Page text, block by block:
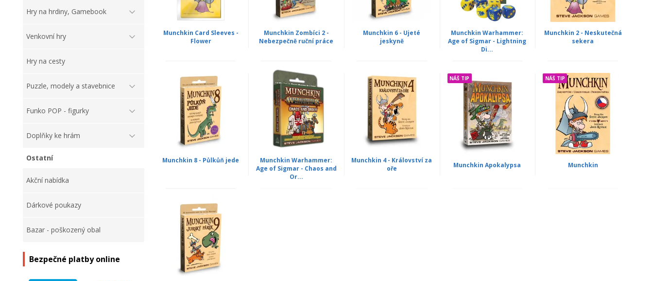
Hry na hrdiny, Gamebook
Venkovní hry
Hry na cesty
Puzzle, modely a stavebnice
Funko POP - figurky
Doplňky ke hrám
Ostatní
Akční nabídka
Dárkové poukazy
Bazar - poškozený obal
Bezpečné platby online
Munchkin Card Sleeves -
Flower
Munchkin Zombíci 2 -
Nebezpečně ruční práce
Munchkin 6 - Ujeté
jeskyně
Munchkin Warhammer:
Age of Sigmar - Lightning
Di...
Munchkin 2 - Neskutečná
sekera
Munchkin 8 - Půlkůň jede
Munchkin Warhammer:
Age of Sigmar - Chaos and
Or...
Munchkin 4 - Království za
oře
NÁŠ TIP
Munchkin Apokalypsa
NÁŠ TIP
Munchkin